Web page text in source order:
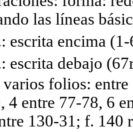
las líneas
escrita encima
escrita debajo
folios:
4 entre 77-78, 6
130-31; f. 140